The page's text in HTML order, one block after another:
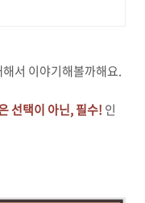
서 이야기해볼까해요.
선택이 아닌, 필수! 인